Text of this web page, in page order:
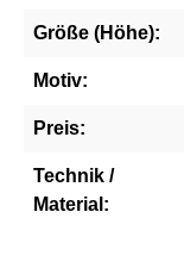
Größe (Höhe):
Motiv:
Preis:
Technik /
Material: